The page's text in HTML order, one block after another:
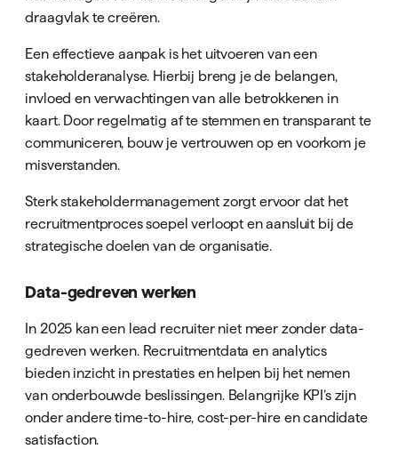
draagvlak te creëren.
Een effectieve aanpak is het uitvoeren van een
stakeholderanalyse. Hierbij breng je de belangen,
invloed en verwachtingen van alle betrokkenen in
kaart. Door regelmatig af te stemmen en transparant te
communiceren, bouw je vertrouwen op en voorkom je
misverstanden.
Sterk stakeholdermanagement zorgt ervoor dat het
recruitmentproces soepel verloopt en aansluit bij de
strategische doelen van de organisatie.
Data-gedreven werken
In 2025 kan een lead recruiter niet meer zonder data-
gedreven werken. Recruitmentdata en analytics
bieden inzicht in prestaties en helpen bij het nemen
van onderbouwde beslissingen. Belangrijke KPI’s zijn
onder andere time-to-hire, cost-per-hire en candidate
satisfaction.